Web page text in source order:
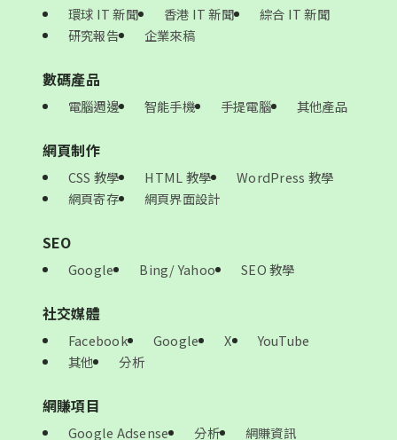
環球 IT 新聞 香港 IT 新聞
綜合 IT 新聞
研究報告
企業來稿
數碼產品
電腦週邊 智能手機 手提電腦 其他產品
網頁制作
CSS 教學 HTML 教學
WordPress 教學
網頁寄存
網頁界面設計
SEO
Google Bing/ Yahoo SEO 教學
社交媒體
Facebook Google X
YouTube
其他
分析
網賺項目
Google Adsense 分析 網賺資訊